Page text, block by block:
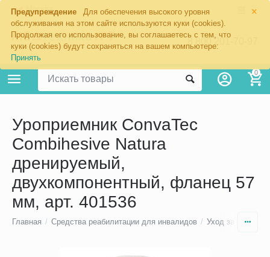
×
Предупреждение
Для обеспечения высокого уровня
обслуживания на этом сайте используются куки (cookies).
Продолжая его использование, вы соглашаетесь с тем, что
куки (cookies) будут сохраняться на вашем компьютере:
Принять
Москва
8 800 201-70-97
0
Уроприемник ConvaTec
Combihesive Natura
дренируемый,
двухкомпонентный, фланец 57
мм, арт. 401536
Главная / Средства реабилитации для инвалидов / Уход за стомой